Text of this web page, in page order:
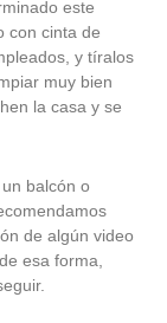
este
con cinta de
y tíralos
muy bien
la casa y se
balcón o
de algún video
esa forma,